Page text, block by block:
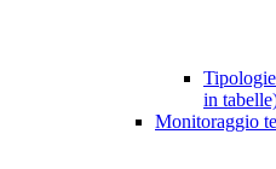
in
Monitoraggio